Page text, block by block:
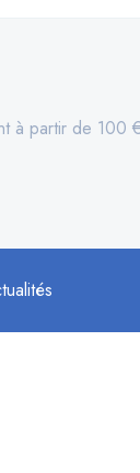
à partir de 100